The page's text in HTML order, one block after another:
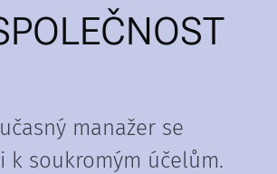
manažer se
soukromým účelům.